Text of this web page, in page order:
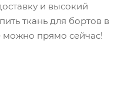
и высокий
ткань для бортов в
можно прямо сейчас!